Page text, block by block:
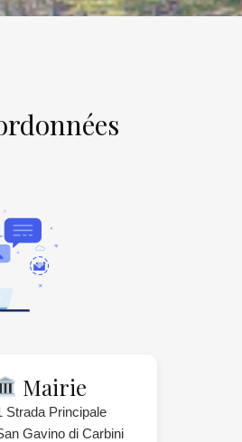
Mairie
Strada Principale
Gavino di Carbini